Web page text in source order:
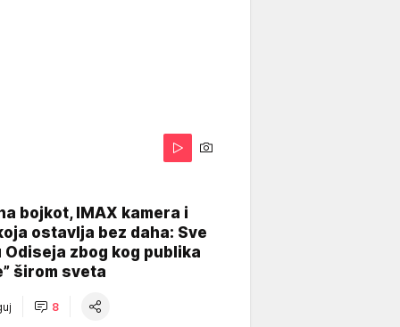
bojkot, IMAX kamera i
ostavlja bez daha: Sve
Odiseja zbog kog publika
širom sveta
8